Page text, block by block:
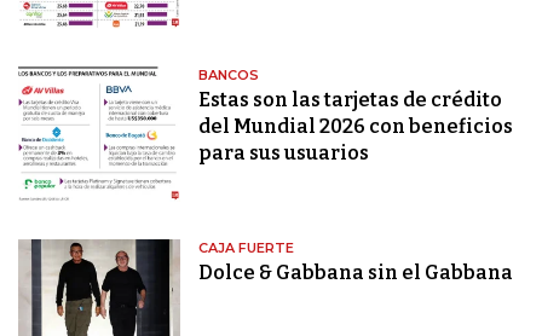
BANCOS
Estas son las tarjetas de crédito
del Mundial 2026 con beneficios
para sus usuarios
CAJA FUERTE
Dolce & Gabbana sin el Gabbana